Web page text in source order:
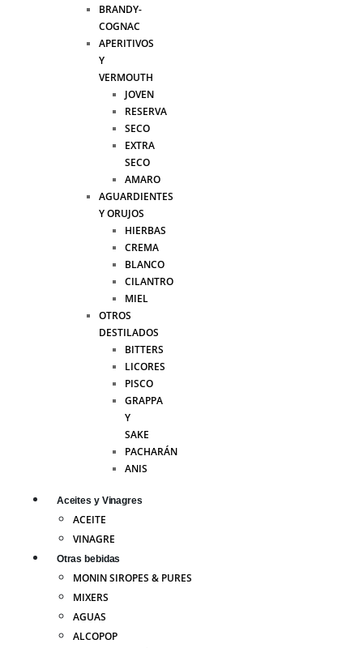
BRANDY-
COGNAC
APERITIVOS
Y
VERMOUTH
JOVEN
RESERVA
SECO
EXTRA
SECO
AMARO
AGUARDIENTES
Y ORUJOS
HIERBAS
CREMA
BLANCO
CILANTRO
MIEL
OTROS
DESTILADOS
BITTERS
LICORES
PISCO
GRAPPA
Y
SAKE
PACHARÁN
ANIS
Aceites y Vinagres
ACEITE
VINAGRE
Otras bebidas
MONIN SIROPES & PURES
MIXERS
AGUAS
ALCOPOP